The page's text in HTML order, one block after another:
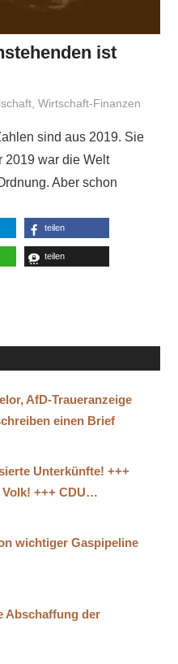
ist
,Wirtschaft-Finanzen
sind aus 2019. Sie
2019 war die Welt
Aber schon
teilen
teilen
AfD-Traueranzeige
einen Brief
Unterkünfte! +++
Volk! +++ CDU…
wichtiger Gaspipeline
Abschaffung der